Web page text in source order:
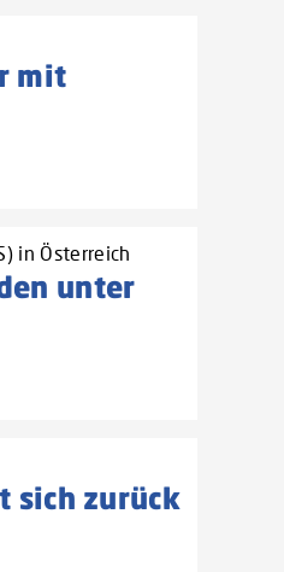
mit
in Österreich
unter
sich zurück